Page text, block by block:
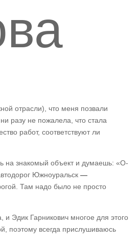
отрасли), что меня позвали
разу не пожалела, что стала
работ, соответствуют ли
на знакомый объект и думаешь: «О-
Южноуральск —
Там надо было не просто
и Эдик Гарникович многое для этого
поэтому всегда прислушиваюсь